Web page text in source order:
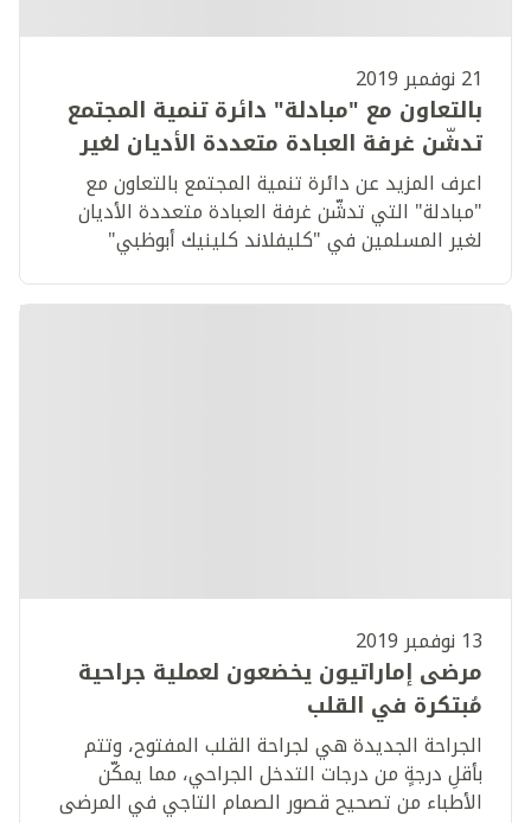
21 نوفمبر 2019
بالتعاون مع "مبادلة" دائرة تنمية المجتمع
تدشّن غرفة العبادة متعددة الأديان لغير
المسلمين في "كليفلاند كلينيك أبوظبي"
اعرف المزيد عن دائرة تنمية المجتمع بالتعاون مع
"مبادلة" التي تدشّن غرفة العبادة متعددة الأديان
لغير المسلمين في "كليفلاند كلينيك أبوظبي"​
13 نوفمبر 2019
مرضى إماراتيون يخضعون لعملية جراحية
مُبتكرة في القلب
الجراحة الجديدة هي لجراحة القلب المفتوح، وتتم
بأقلِ درجةٍ من درجات التدخل الجراحي، مما يمكّن
الأطباء من تصحيح قصور الصمام التاجي في المرضى